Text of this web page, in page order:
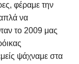
φέραμε την
να
το 2009 μας
ψάχναμε στα